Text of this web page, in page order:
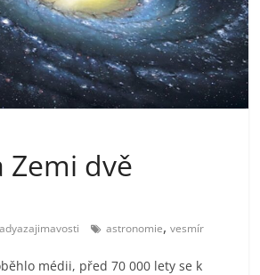
Zemi dvě
astronomie,vesmír
médii, před 70 000 lety se k